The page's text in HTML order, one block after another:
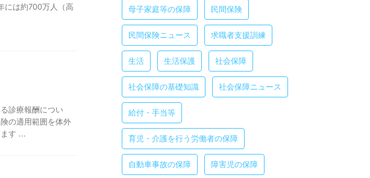
には約700万人（高
診療報酬につい
の適用範囲を体外
す ...
母子家庭等の保障 民間保険
民間保険ニュース 求職者支援訓練
生活 生活保護 社会保障
社会保障の基礎知識 社会保障ニュース
給付・手当等
育児・介護を行う労働者の保障
自動車事故の保障 障害児の保障